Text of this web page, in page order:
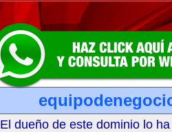
El dueño de este dominio lo